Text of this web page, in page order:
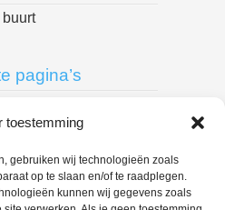
toestemming
gebruiken wij technologieën zoals
op te slaan en/of te raadplegen.
kunnen wij gegevens zoals
pagina’s
|Leiden
| Spijkenisse|